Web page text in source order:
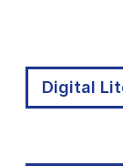
Digital